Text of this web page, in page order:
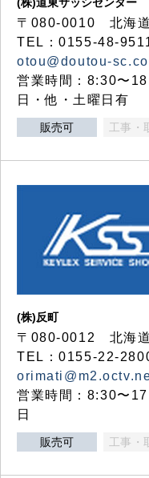
〒080-0010 北海
TEL：0155-48-
otou@doutou-
営業時間：8:30〜
日・他・土曜日有
販売可 工事・
(株)反町
〒080-0012 北海
TEL：0155-22-
営業時間：8:30〜
日
販売可 工事・